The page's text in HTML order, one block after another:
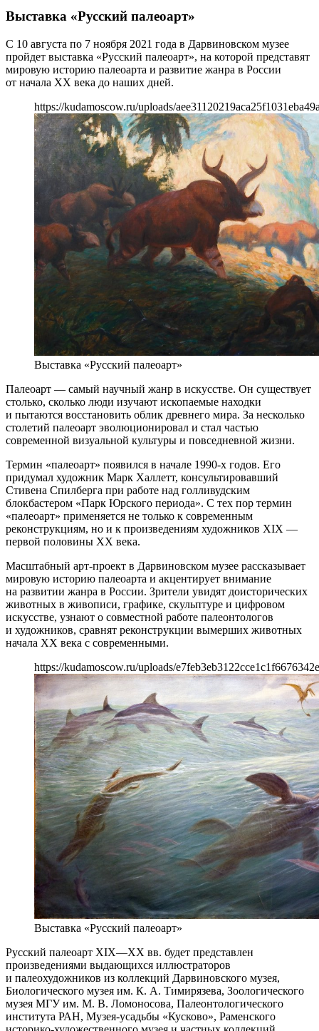
Выставка «Русский палеоарт»
С 10 августа по 7 ноября 2021 года в Дарвиновском музее
пройдет выставка «Русский палеоарт», на которой представят
мировую историю палеоарта и развитие жанра в России
от начала XX века до наших дней.
https://kudamoscow.ru/uploads/
Выставка «Русский палеоарт»
Палеоарт — самый научный жанр в искусстве. Он существует
столько, сколько люди изучают ископаемые находки
и пытаются восстановить облик древнего мира. За несколько
столетий палеоарт эволюционировал и стал частью
современной визуальной культуры и повседневной жизни.
Термин «палеоарт» появился в начале 1990-х годов. Его
придумал художник Марк Халлетт, консультировавший
Стивена Спилберга при работе над голливудским
блокбастером «Парк Юрского периода». С тех пор термин
«палеоарт» применяется не только к современным
реконструкциям, но и к произведениям художников XIX —
первой половины XX века.
Масштабный арт-проект в Дарвиновском музее рассказывает
мировую историю палеоарта и акцентирует внимание
на развитии жанра в России. Зрители увидят доисторических
животных в живописи, графике, скульптуре и цифровом
искусстве, узнают о совместной работе палеонтологов
и художников, сравнят реконструкции вымерших животных
начала XX века с современными.
https://kudamoscow.ru/uploads/
Выставка «Русский палеоарт»
Русский палеоарт XIX—XX вв. будет представлен
произведениями выдающихся иллюстраторов
и палеохудожников из коллекций Дарвиновского музея,
Биологического музея им. К. А. Тимирязева, Зоологического
музея МГУ им. М. В. Ломоносова, Палеонтологического
института РАН, Музея-усадьбы «Кусково», Раменского